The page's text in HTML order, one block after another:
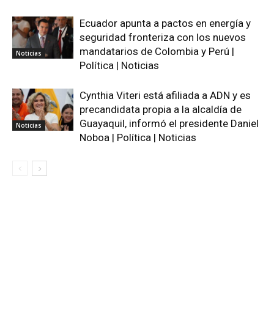
Noticias
Ecuador apunta a pactos en energía y
seguridad fronteriza con los nuevos
mandatarios de Colombia y Perú |
Política | Noticias
Noticias
Cynthia Viteri está afiliada a ADN y es
precandidata propia a la alcaldía de
Guayaquil, informó el presidente Daniel
Noboa | Política | Noticias